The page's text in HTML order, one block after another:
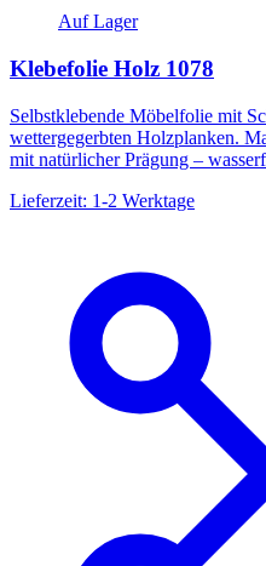
Auf Lager
Klebefolie Holz 1078
Selbstklebende Möbelfolie mit
wettergegerbten Holzplanken.
mit natürlicher Prägung –
Lieferzeit: 1-2 Werktage